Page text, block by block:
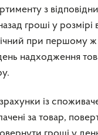
з
гроші у розмірі
при першому
надходження
із
за товар,